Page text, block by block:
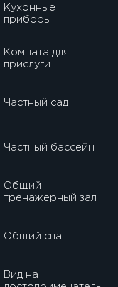
Кухонные
приборы
Комната для
прислуги
Частный сад
Частный бассейн
Общий
тренажерный зал
Общий спа
Вид на